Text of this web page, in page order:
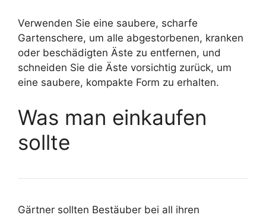
Verwenden Sie eine saubere, scharfe
Gartenschere, um alle abgestorbenen, kranken
oder beschädigten Äste zu entfernen, und
schneiden Sie die Äste vorsichtig zurück, um
eine saubere, kompakte Form zu erhalten.
Was man einkaufen
sollte
Gärtner sollten Bestäuber bei all ihren